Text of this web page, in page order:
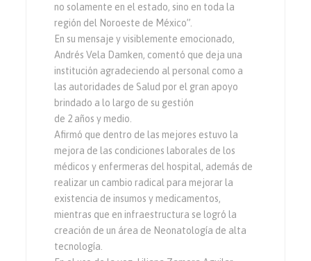
no solamente en el estado, sino en toda la
región del Noroeste de México”.
En su mensaje y visiblemente emocionado,
Andrés Vela Damken, comentó que deja una
institución agradeciendo al personal como a
las autoridades de Salud por el gran apoyo
brindado a lo largo de su gestión
de 2 años y medio.
Afirmó que dentro de las mejores estuvo la
mejora de las condiciones laborales de los
médicos y enfermeras del hospital, además de
realizar un cambio radical para mejorar la
existencia de insumos y medicamentos,
mientras que en infraestructura se logró la
creación de un área de Neonatología de alta
tecnología.